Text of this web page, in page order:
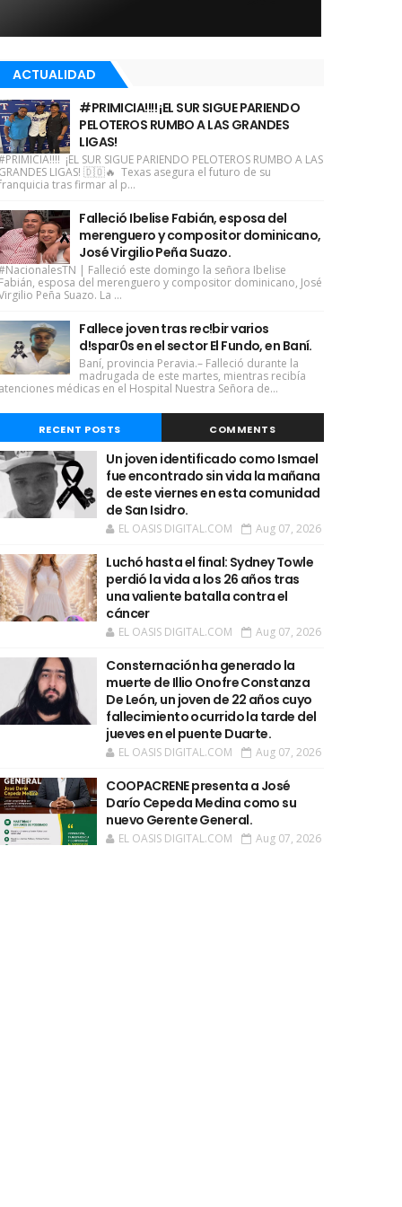
ACTUALIDAD
#PRIMICIA!!!! ¡EL SUR SIGUE PARIENDO
PELOTEROS RUMBO A LAS GRANDES
LIGAS!
¡EL SUR SIGUE PARIENDO PELOTEROS RUMBO A LAS
LIGAS! 🇩🇴🔥 Texas asegura el futuro de su
tras firmar al p...
Falleció Ibelise Fabián, esposa del
merenguero y compositor dominicano,
José Virgilio Peña Suazo.
| Falleció este domingo la señora Ibelise
esposa del merenguero y compositor dominicano, José
Peña Suazo. La ...
Fallece joven tras rec!bir varios
d!spar0s en el sector El Fundo, en Baní.
Baní, provincia Peravia.– Falleció durante la
madrugada de este martes, mientras recibía
médicas en el Hospital Nuestra Señora de...
RECENT POSTS COMMENTS
Un joven identificado como Ismael
fue encontrado sin vida la mañana
de este viernes en esta comunidad
de San Isidro.
EL OASIS DIGITAL.COM Aug 07, 2026
Luchó hasta el final: Sydney Towle
perdió la vida a los 26 años tras
una valiente batalla contra el
cáncer
EL OASIS DIGITAL.COM Aug 07, 2026
Consternación ha generado la
muerte de Illio Onofre Constanza
De León, un joven de 22 años cuyo
fallecimiento ocurrido la tarde del
jueves en el puente Duarte.
EL OASIS DIGITAL.COM Aug 07, 2026
COOPACRENE presenta a José
Darío Cepeda Medina como su
nuevo Gerente General.
EL OASIS DIGITAL.COM Aug 07, 2026